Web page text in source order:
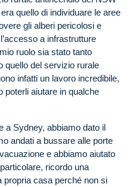
quello di individuare le aree
gli alberi pericolosi e
a infrastrutture
ruolo sia stato tanto
quello del servizio rurale
infatti un lavoro incredibile,
poterli aiutare in qualche
a Sydney, abbiamo dato il
andati a bussare alle porte
e abbiamo aiutato
ricordo una
propria casa perché non si